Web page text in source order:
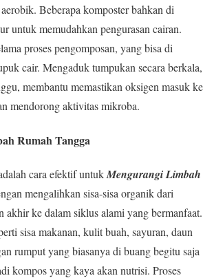
Beberapa komposter bahkan di
untuk memudahkan pengurasan cairan.
proses pengomposan, yang bisa di
cair. Mengaduk tumpukan secara berkala,
membantu memastikan oksigen masuk ke
mendorong aktivitas mikroba.
Rumah Tangga
cara efektif untukMengurangi Limbah
mengalihkan sisa-sisa organik dari
akhir ke dalam siklus alami yang bermanfaat.
sisa makanan, kulit buah, sayuran, daun
rumput yang biasanya di buang begitu saja
kompos yang kaya akan nutrisi. Proses